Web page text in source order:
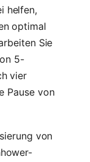
helfen,
optimal
Sie
5-
vier
Pause von
von